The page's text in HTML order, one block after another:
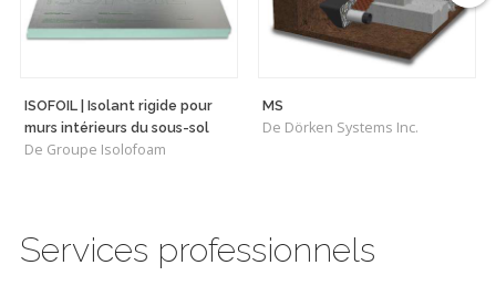
ISOFOIL | Isolant rigide pour
murs intérieurs du sous-sol
De Groupe Isolofoam
MS
De Dörken Systems Inc.
Services professionnels